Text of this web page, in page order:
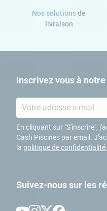
Nos solutionsde
livraison
Inscrivez vous à
En cliquant sur "S'inscrire",
Cash Piscines par email.
la politique de confidentialité
Suivez-nous sur les